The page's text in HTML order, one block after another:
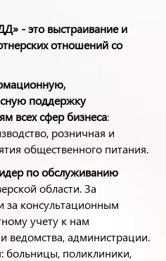
- это выстраивание и
отношений со
поддержку
всех сфер бизнеса:
розничная и
общественного питания.
по обслуживанию
области. За
консультационным
учету к нам
ведомства, администрации.
больницы, поликлиники,